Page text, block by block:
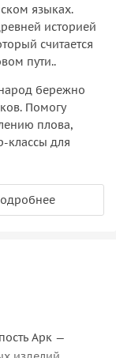
языках.
историей
считается
пути..
бережно
Помогу
плова,
классы для
Арк —